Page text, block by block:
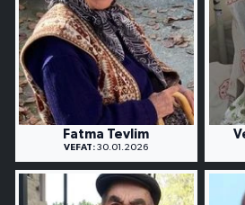
Fatma Tevlim
VEFAT: 30.01.2026